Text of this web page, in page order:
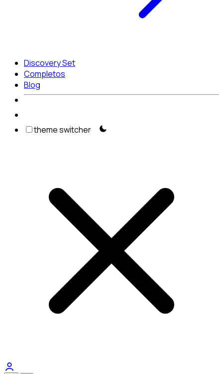
Discovery Set
Completos
Blog
theme switcher